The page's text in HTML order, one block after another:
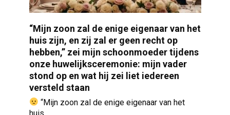
“Mijn zoon zal de enige eigenaar van het
huis zijn, en zij zal er geen recht op
hebben,” zei mijn schoonmoeder tijdens
onze huwelijksceremonie: mijn vader
stond op en wat hij zei liet iedereen
versteld staan
“Mijn zoon zal de enige eigenaar van het
huis